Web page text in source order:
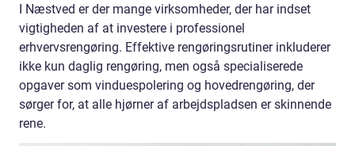
I Næstved er der mange virksomheder, der har indset
vigtigheden af at investere i professionel
erhvervsrengøring. Effektive rengøringsrutiner inkluderer
ikke kun daglig rengøring, men også specialiserede
opgaver som vinduespolering og hovedrengøring, der
sørger for, at alle hjørner af arbejdspladsen er skinnende
rene.